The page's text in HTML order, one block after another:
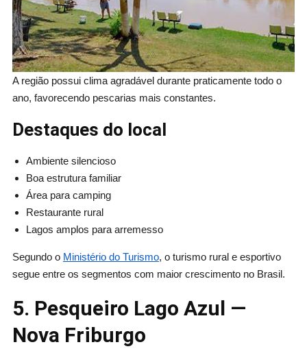
A região possui clima agradável durante praticamente todo o
ano, favorecendo pescarias mais constantes.
Destaques do local
Ambiente silencioso
Boa estrutura familiar
Área para camping
Restaurante rural
Lagos amplos para arremesso
Segundo o Ministério do Turismo, o turismo rural e esportivo
segue entre os segmentos com maior crescimento no Brasil.
5. Pesqueiro Lago Azul —
Nova Friburgo